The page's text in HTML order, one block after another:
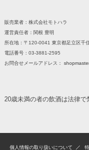
販売業者：株式会社モトハラ
運営責任者：関根 豊明
所在地：〒120-0041 東京都足立区千
電話番号：03-3881-2595
お問合せメールアドレス：
20歳未満の者の飲酒は法律で
個人情報の取り扱いについて